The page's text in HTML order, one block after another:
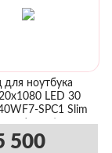
для ноутбука
LED 30
SPC1 Slim
снизу)
500